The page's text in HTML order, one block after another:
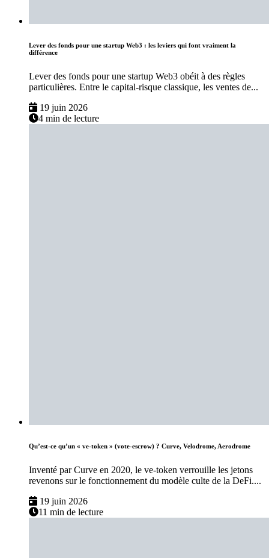
Lever des fonds pour une startup Web3 : les leviers qui font vraiment la
différence
Lever des fonds pour une startup Web3 obéit à des règles
particulières. Entre le capital-risque classique, les ventes de...
19 juin 2026
4 min de lecture
Qu’est-ce qu’un « ve-token » (vote-escrow) ? Curve, Velodrome, Aerodrome
Inventé par Curve en 2020, le ve-token verrouille les jetons
revenons sur le fonctionnement du modèle culte de la DeFi....
19 juin 2026
11 min de lecture